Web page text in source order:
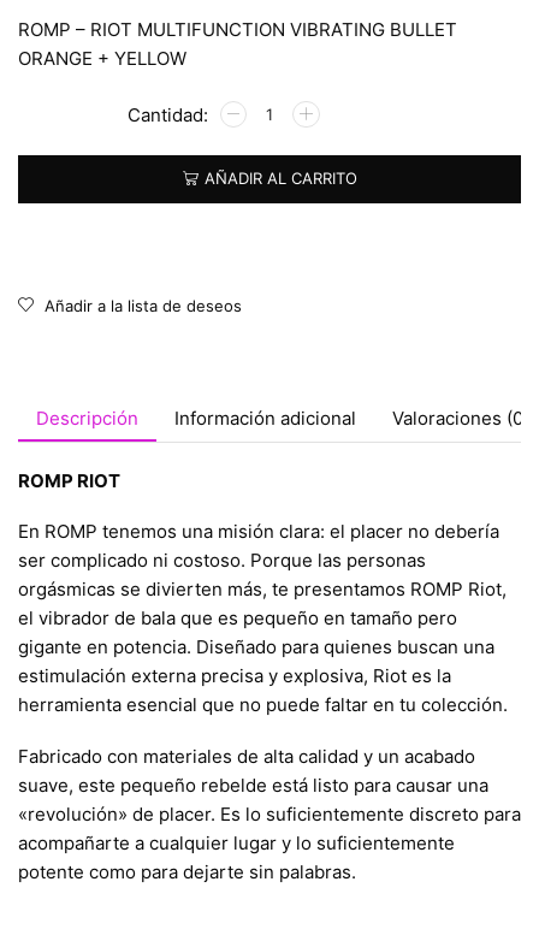
ROMP – RIOT MULTIFUNCTION VIBRATING BULLET
ORANGE + YELLOW
AÑADIR AL CARRITO
Alternative:
Añadir a la lista de deseos
Descripción Información adicional Valoraciones (0)
ROMP RIOT
En ROMP tenemos una misión clara: el placer no debería
ser complicado ni costoso. Porque las personas
orgásmicas se divierten más, te presentamos ROMP Riot,
el vibrador de bala que es pequeño en tamaño pero
gigante en potencia. Diseñado para quienes buscan una
estimulación externa precisa y explosiva, Riot es la
herramienta esencial que no puede faltar en tu colección.
Fabricado con materiales de alta calidad y un acabado
suave, este pequeño rebelde está listo para causar una
«revolución» de placer. Es lo suficientemente discreto para
acompañarte a cualquier lugar y lo suficientemente
potente como para dejarte sin palabras.